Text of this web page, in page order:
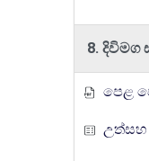
8.
පෙළ
උත්සහ